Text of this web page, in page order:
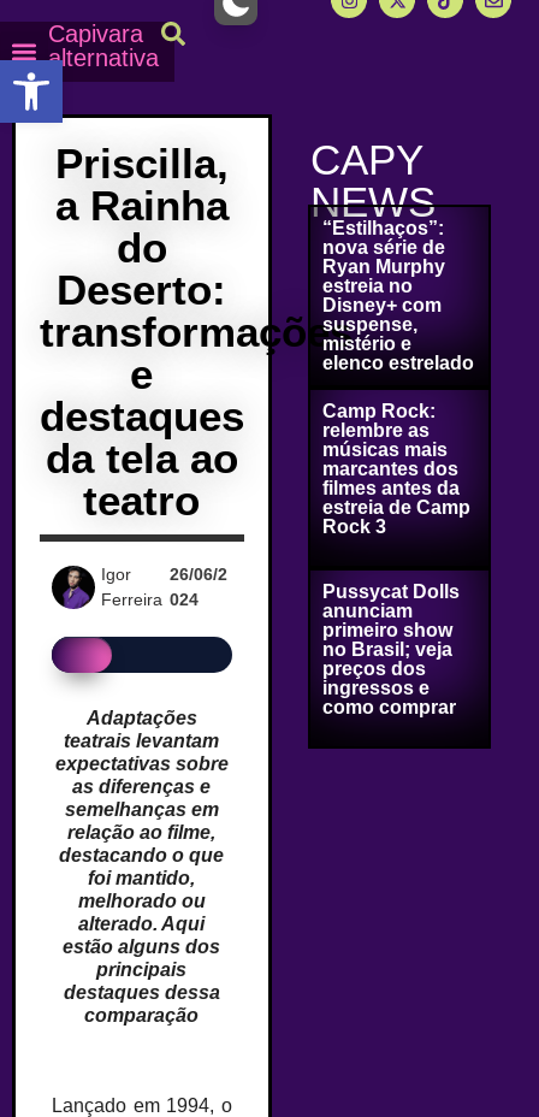
Capivara
alternativa
Priscilla,
a Rainha
do
Deserto:
transformações
e
destaques
da tela ao
teatro
Igor
Ferreira
26/06/2
024
Adaptações
teatrais levantam
expectativas sobre
as diferenças e
semelhanças em
relação ao filme,
destacando o que
foi mantido,
melhorado ou
alterado. Aqui
estão alguns dos
principais
destaques dessa
comparação
Lançado em 1994, o
CAPY
NEWS
“Estilhaços”:
nova série de
Ryan Murphy
estreia no
Disney+ com
suspense,
mistério e
elenco estrelado
Camp Rock:
relembre as
músicas mais
marcantes dos
filmes antes da
estreia de Camp
Rock 3
Pussycat Dolls
anunciam
primeiro show
no Brasil; veja
preços dos
ingressos e
como comprar
Abrir a barra de ferramentas